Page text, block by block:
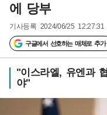
에 당부
기사등록 2024/06/25 12:27:31
구글에서 선호하는 매체로 추가
"이스라엘, 유엔과
야"